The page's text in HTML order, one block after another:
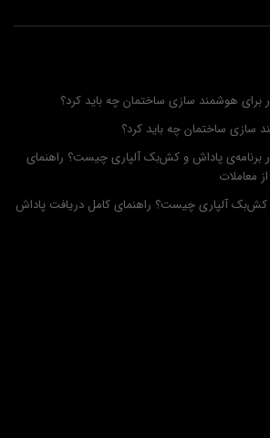
برای هوشمند سازی ساختمان چه باید کرد؟
سازی ساختمان چه باید کرد؟
برنامه‌ی پاداش و کش‌بک آلپاری چیست؟ راهنمای
معاملات
کش‌بک آلپاری چیست؟ راهنمای کامل دریافت پاداش